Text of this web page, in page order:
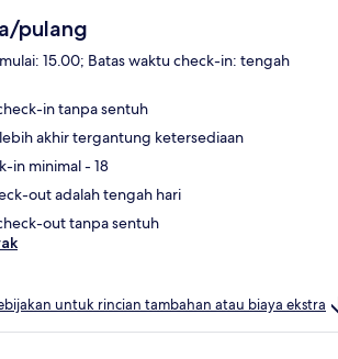
pulang
15.00; Batas waktu check-in: tengah
in tanpa sentuh
akhir tergantung ketersediaan
in minimal - 18
out adalah tengah hari
out tanpa sentuh
untuk rincian tambahan atau biaya ekstra